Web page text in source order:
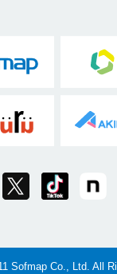
Sofmap Co., Ltd. All